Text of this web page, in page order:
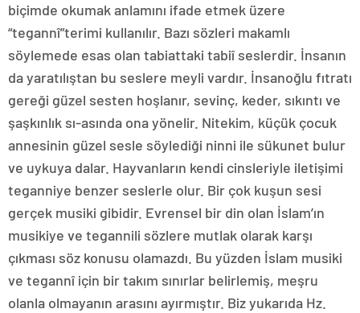
biçimde okumak anlamını ifade etmek üzere
“tegannî”terimi kullanılır. Bazı sözleri makamlı
söylemede esas olan tabiattaki tabiî seslerdir. İnsanın
da yaratılıştan bu seslere meyli vardır. İnsanoğlu fıtratı
gereği güzel sesten hoşlanır, sevinç, keder, sıkıntı ve
şaşkınlık sı-asında ona yönelir. Nitekim, küçük çocuk
annesinin güzel sesle söylediği ninni ile sükunet bulur
ve uykuya dalar. Hayvanların kendi cinsleriyle iletişimi
teganniye benzer seslerle olur. Bir çok kuşun sesi
gerçek musiki gibidir. Evrensel bir din olan İslam’ın
musikiye ve tegannili sözlere mutlak olarak karşı
çıkması söz konusu olamazdı. Bu yüzden İslam musiki
ve tegannî için bir takım sınırlar belirlemiş, meşru
olanla olmayanın arasını ayırmıştır. Biz yukarıda Hz.